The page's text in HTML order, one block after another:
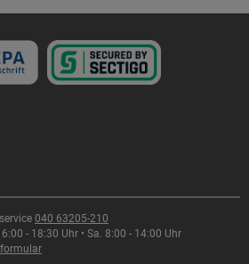
040 63205-210
6:00 - 18:30 Uhr • Sa. 8:00 - 14:00 Uhr